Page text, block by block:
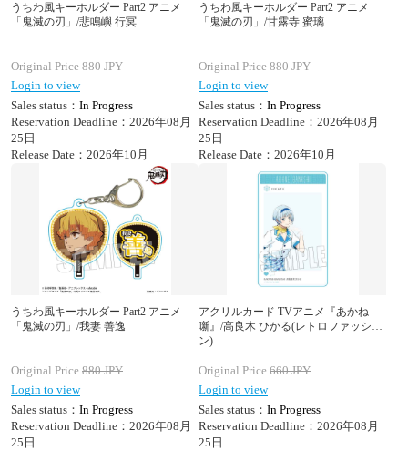
うちわ風キーホルダー Part2 アニメ
「鬼滅の刃」/悲鳴嶼 行冥
Original Price 880JPY
Login to view
Sales status： In Progress
Reservation Deadline：2026年08月
25日
Release Date：2026年10月
うちわ風キーホルダー Part2 アニメ
「鬼滅の刃」/甘露寺 蜜璃
Original Price 880JPY
Login to view
Sales status： In Progress
Reservation Deadline：2026年08月
25日
Release Date：2026年10月
うちわ風キーホルダー Part2 アニメ
「鬼滅の刃」/我妻 善逸
Original Price 880JPY
Login to view
Sales status： In Progress
Reservation Deadline：2026年08月
25日
アクリルカード TVアニメ『あかね
噺』/高良木 ひかる(レトロファッショ
ン)
Original Price 660JPY
Login to view
Sales status： In Progress
Reservation Deadline：2026年08月
25日